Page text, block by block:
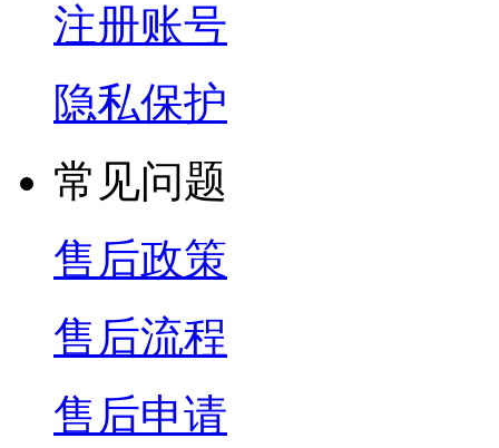
注册账号
隐私保护
常见问题
售后政策
售后流程
售后申请